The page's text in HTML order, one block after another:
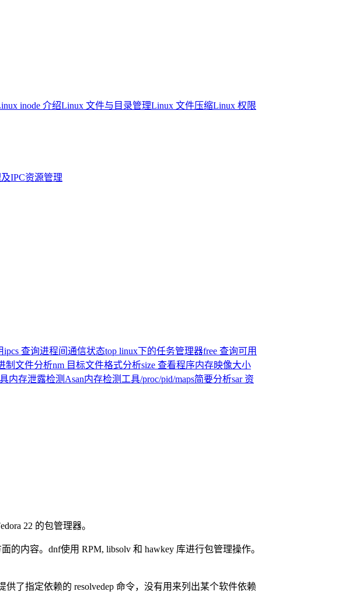
inode 介绍Linux 文件与目录管理Linux 文件压缩Linux 权限
IPC资源管理
ipcs 查询进程间通信状态top linux下的任务管理器free 查询可用
制文件分析nm 目标文件格式分析size 查看程序内存映像大小
内存泄露检测 Asan内存检测工具/proc/pid/maps简要分析sar 资
22 的包管理器。
内容。dnf使用 RPM, libsolv 和 hawkey 库进行包管理操作。
了指定依赖的 resolvedep 命令，没有用来列出某个软件依赖